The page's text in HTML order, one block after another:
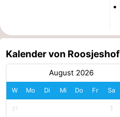
Haamstede
Natur
Kop
van
Schouwen
Walcheren
-
Veere
-
Natur
Kalender von Roosjeshof
August 2026
W Mo Di Mi Do Fr Sa
31 1